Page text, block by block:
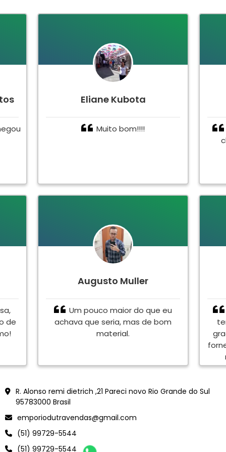
Eliane Kubota
Muito bom!!!!
de
Augusto Muller
Um pouco maior do que eu
achava que seria, mas de bom
material.
R. Alonso remi dietrich ,21 Pareci novo Rio Grande do Sul
95783000 Brasil
emporiodutravendas@gmail.com
(51) 99729-5544
(51) 99729-5544